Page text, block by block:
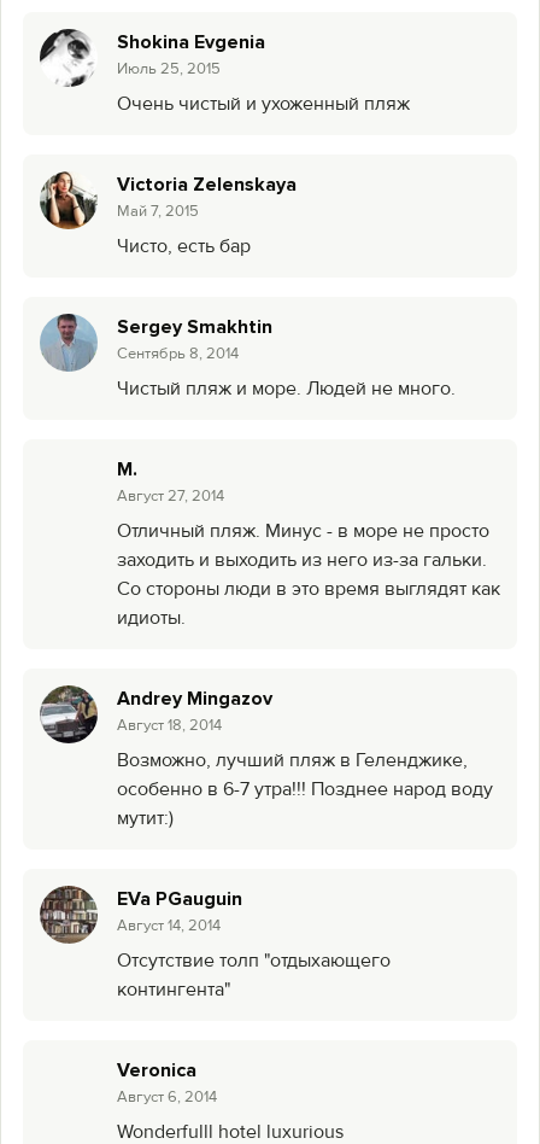
Shokina Evgenia
Июль 25, 2015
Очень чистый и ухоженный пляж
Victoria Zelenskaya
Май 7, 2015
Чисто, есть бар
Sergey Smakhtin
Сентябрь 8, 2014
Чистый пляж и море. Людей не много.
M.
Август 27, 2014
Отличный пляж. Минус - в море не просто
заходить и выходить из него из-за гальки.
Со стороны люди в это время выглядят как
идиоты.
Andrey Mingazov
Август 18, 2014
Возможно, лучший пляж в Геленджике,
особенно в 6-7 утра!!! Позднее народ воду
мутит:)
EVa PGauguin
Август 14, 2014
Отсутствие толп "отдыхающего
контингента"
Veronica
Август 6, 2014
Wonderfulll hotel luxurious